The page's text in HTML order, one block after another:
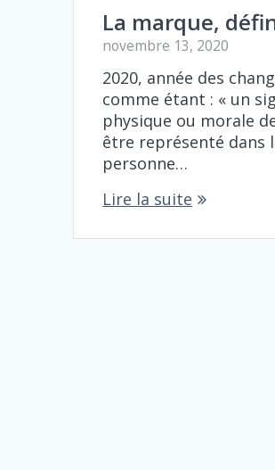
La marque,
novembre 13, 2020
2020, année des
comme étant : « un
physique ou morale
être représenté dans
personne…
Lire la suite